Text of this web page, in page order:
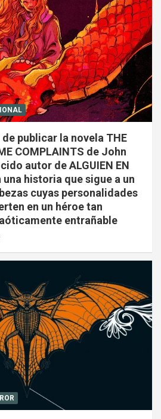
de publicar la novela THE
COMPLAINTS de John
autor de ALGUIEN EN
una historia que sigue a un
cuyas personalidades
en un héroe tan
entrañable